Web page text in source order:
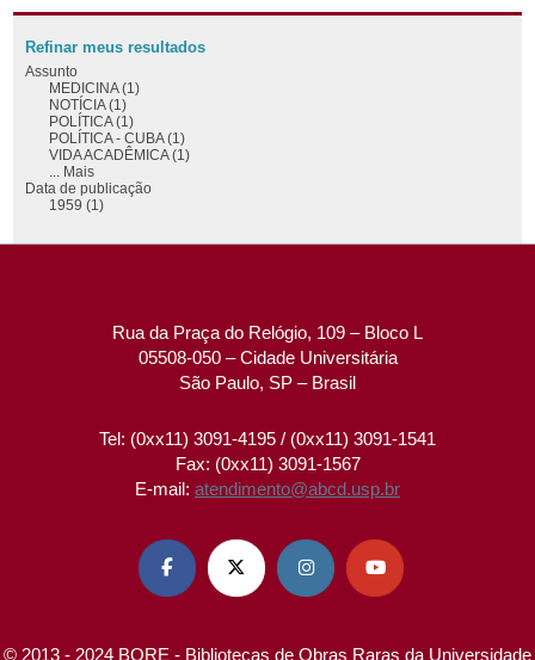
Refinar meus resultados
Assunto
MEDICINA (1)
NOTÍCIA (1)
POLÍTICA (1)
POLÍTICA - CUBA (1)
VIDA ACADÊMICA (1)
... Mais
Data de publicação
1959 (1)
Rua da Praça do Relógio, 109 – Bloco L
05508-050 – Cidade Universitária
São Paulo, SP – Brasil
Tel: (0xx11) 3091-4195 / (0xx11) 3091-1541
Fax: (0xx11) 3091-1567
E-mail: atendimento@abcd.usp.br
   
© 2013 - 2024 BORE - Bibliotecas de Obras Raras da Universidade